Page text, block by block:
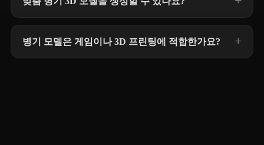
병기 모델은 게임이나 3D 프린팅에 적합한가요?